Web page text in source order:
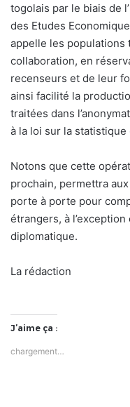
togolais par le biais de
des Etudes
appelle les populations
collaboration, en
recenseurs et de leur
ainsi facilité la
traitées dans
à la loi sur la
Notons que cette
prochain, permettra
porte à porte pour
étrangers, à
diplomatique.
La rédaction
J’aime ça :
chargement…